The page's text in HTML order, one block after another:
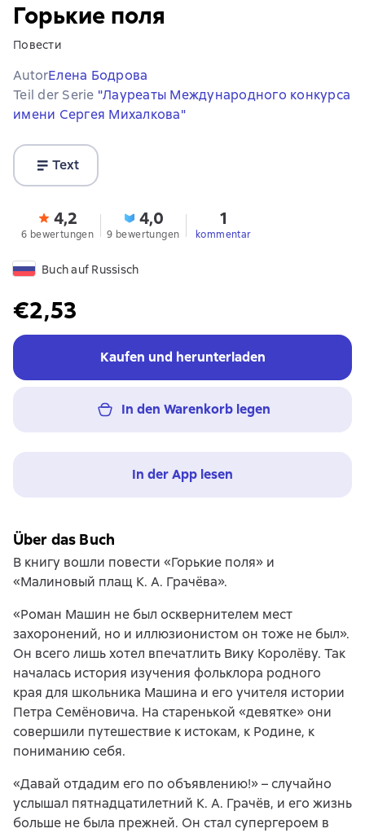
Горькие поля
Повести
AutorЕлена Бодрова
Teil der Serie "Лауреаты Международного конкурса
имени Сергея Михалкова"
Text
4,2
6 bewertungen
4,0
9 bewertungen
1
kommentar
Buch auf Russisch
€2,53
Kaufen und herunterladen
In den Warenkorb legen
In der App lesen
Über das Buch
В книгу вошли повести «Горькие поля» и
«Малиновый плащ К. А. Грачёва».
«Роман Машин не был осквернителем мест
захоронений, но и иллюзионистом он тоже не был».
Он всего лишь хотел впечатлить Вику Королёву. Так
началась история изучения фольклора родного
края для школьника Машина и его учителя истории
Петра Семёновича. На старенькой «девятке» они
совершили путешествие к истокам, к Родине, к
пониманию себя.
«Давай отдадим его по объявлению!» – случайно
услышал пятнадцатилетний К. А. Грачёв, и его жизнь
больше не была прежней. Он стал супергероем в